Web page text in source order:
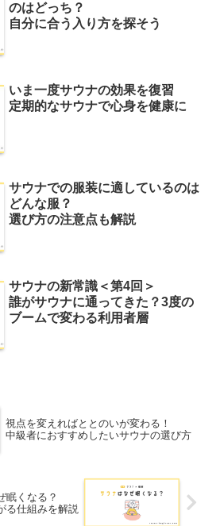
のはどっち？
自分に合う入り方を探そう
いま一度サウナの効果を復習
定期的なサウナで心身を健康に
サウナでの服装に適しているのは
どんな服？
選び方の注意点も解説
サウナの新常識＜第4回＞
誰がサウナに通ってきた？3度の
ブームで変わる利用者層
視点を変えればととのいが変わる！
中級者におすすめしたいサウナの選び方
眠くなる？
る仕組みを解説